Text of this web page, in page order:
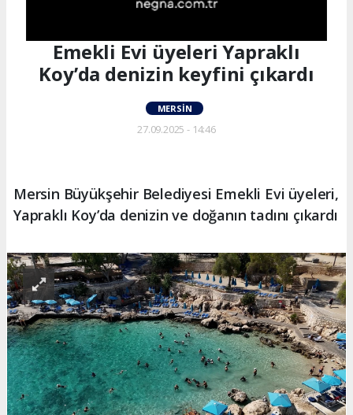
Emekli Evi üyeleri Yapraklı
Koy’da denizin keyfini çıkardı
MERSIN
27.09.2025 - 14:46
Mersin Büyükşehir Belediyesi Emekli Evi üyeleri,
Yapraklı Koy’da denizin ve doğanın tadını çıkardı